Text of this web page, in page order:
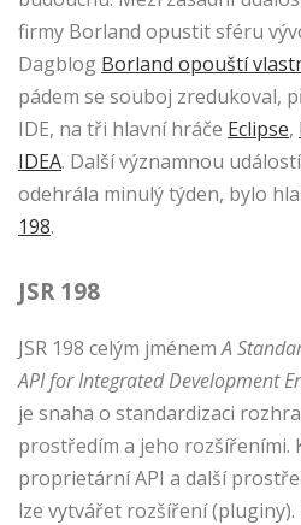
firmy Borland opustit sféru
Dagblog Borland opouští
pádem se souboj zredukoval,
IDE, na tři hlavní hráče Eclipse,
IDEA. Další významnou
odehrála minulý týden, bylo
198.
JSR 198
JSR 198 celým jménemA
API for Integrated Development
je snaha o standardizaci
prostředím a jeho rozšířeními.
proprietární API a další
lze vytvářet rozšíření